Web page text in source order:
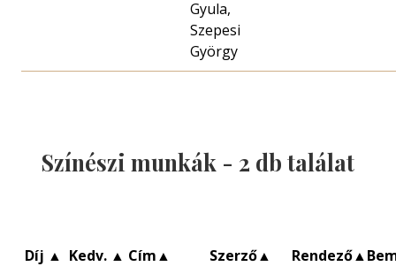
Gyula,
Szepesi
György
Színészi munkák - 2 db találat
Díj ▲ Kedv. ▲ Cím▲ Szerző▲ Rendező▲